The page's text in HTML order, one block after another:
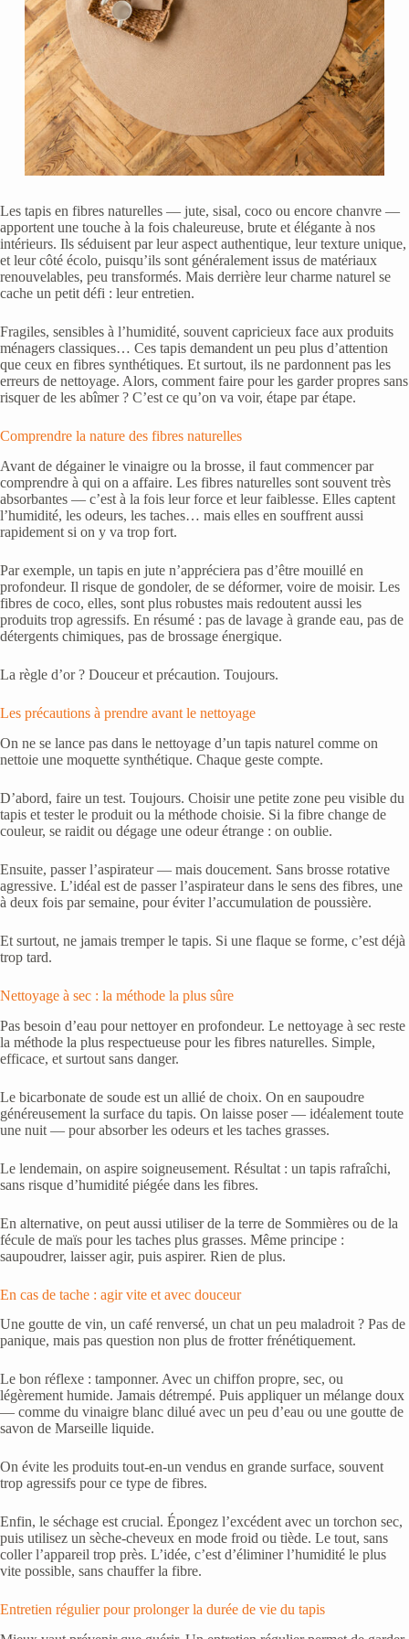
Les tapis en fibres naturelles — jute, sisal, coco ou encore chanvre —
apportent une touche à la fois chaleureuse, brute et élégante à nos
intérieurs. Ils séduisent par leur aspect authentique, leur texture unique,
et leur côté écolo, puisqu’ils sont généralement issus de matériaux
renouvelables, peu transformés. Mais derrière leur charme naturel se
cache un petit défi : leur entretien.
Fragiles, sensibles à l’humidité, souvent capricieux face aux produits
ménagers classiques… Ces tapis demandent un peu plus d’attention
que ceux en fibres synthétiques. Et surtout, ils ne pardonnent pas les
erreurs de nettoyage. Alors, comment faire pour les garder propres sans
risquer de les abîmer ? C’est ce qu’on va voir, étape par étape.
Comprendre la nature des fibres naturelles
Avant de dégainer le vinaigre ou la brosse, il faut commencer par
comprendre à qui on a affaire. Les fibres naturelles sont souvent très
absorbantes — c’est à la fois leur force et leur faiblesse. Elles captent
l’humidité, les odeurs, les taches… mais elles en souffrent aussi
rapidement si on y va trop fort.
Par exemple, un tapis en jute n’appréciera pas d’être mouillé en
profondeur. Il risque de gondoler, de se déformer, voire de moisir. Les
fibres de coco, elles, sont plus robustes mais redoutent aussi les
produits trop agressifs. En résumé : pas de lavage à grande eau, pas de
détergents chimiques, pas de brossage énergique.
La règle d’or ? Douceur et précaution. Toujours.
Les précautions à prendre avant le nettoyage
On ne se lance pas dans le nettoyage d’un tapis naturel comme on
nettoie une moquette synthétique. Chaque geste compte.
D’abord, faire un test. Toujours. Choisir une petite zone peu visible du
tapis et tester le produit ou la méthode choisie. Si la fibre change de
couleur, se raidit ou dégage une odeur étrange : on oublie.
Ensuite, passer l’aspirateur — mais doucement. Sans brosse rotative
agressive. L’idéal est de passer l’aspirateur dans le sens des fibres, une
à deux fois par semaine, pour éviter l’accumulation de poussière.
Et surtout, ne jamais tremper le tapis. Si une flaque se forme, c’est déjà
trop tard.
Nettoyage à sec : la méthode la plus sûre
Pas besoin d’eau pour nettoyer en profondeur. Le nettoyage à sec reste
la méthode la plus respectueuse pour les fibres naturelles. Simple,
efficace, et surtout sans danger.
Le bicarbonate de soude est un allié de choix. On en saupoudre
généreusement la surface du tapis. On laisse poser — idéalement toute
une nuit — pour absorber les odeurs et les taches grasses.
Le lendemain, on aspire soigneusement. Résultat : un tapis rafraîchi,
sans risque d’humidité piégée dans les fibres.
En alternative, on peut aussi utiliser de la terre de Sommières ou de la
fécule de maïs pour les taches plus grasses. Même principe :
saupoudrer, laisser agir, puis aspirer. Rien de plus.
En cas de tache : agir vite et avec douceur
Une goutte de vin, un café renversé, un chat un peu maladroit ? Pas de
panique, mais pas question non plus de frotter frénétiquement.
Le bon réflexe : tamponner. Avec un chiffon propre, sec, ou
légèrement humide. Jamais détrempé. Puis appliquer un mélange doux
— comme du vinaigre blanc dilué avec un peu d’eau ou une goutte de
savon de Marseille liquide.
On évite les produits tout-en-un vendus en grande surface, souvent
trop agressifs pour ce type de fibres.
Enfin, le séchage est crucial. Épongez l’excédent avec un torchon sec,
puis utilisez un sèche-cheveux en mode froid ou tiède. Le tout, sans
coller l’appareil trop près. L’idée, c’est d’éliminer l’humidité le plus
vite possible, sans chauffer la fibre.
Entretien régulier pour prolonger la durée de vie du tapis